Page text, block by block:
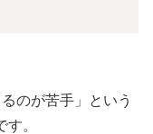
のが苦手」という
。